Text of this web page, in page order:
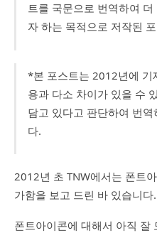
트를 국문으로 번역하여
자 하는 목적으로 저작된
*본 포스트는 2012년에 기
용과 다소 차이가 있을 수
담고 있다고 판단하여 번
다.
2012년 초 TNW에서는 폰트
가함을 보고 드린 바 있습니다.
폰트아이콘에 대해서 아직 잘